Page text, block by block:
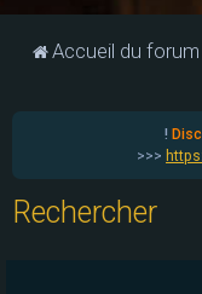
Accueil du forum
!
>>>
Rechercher